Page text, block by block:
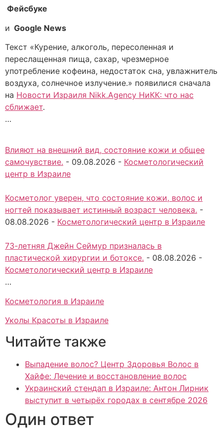
Фейсбуке
и Google News
Текст «Курение, алкоголь, пересоленная и
переслащенная пища, сахар, чрезмерное
употребление кофеина, недостаток сна, увлажнитель
воздуха, солнечное излучение.» появилися сначала
на Новости Израиля Nikk.Agency НиКК: что нас
сближает.
…
Влияют на внешний вид, состояние кожи и общее
самочувствие. - 09.08.2026 - Косметологический
центр в Израиле
Косметолог уверен, что состояние кожи, волос и
ногтей показывает истинный возраст человека. -
08.08.2026 - Косметологический центр в Израиле
73-летняя Джейн Сеймур призналась в
пластической хирургии и ботоксе. - 08.08.2026 -
Косметологический центр в Израиле
…
Косметология в Израиле
Уколы Красоты в Израиле
Читайте также
Выпадение волос? Центр Здоровья Волос в
Хайфе: Лечение и восстановление волос
Украинский стендап в Израиле: Антон Лирник
выступит в четырёх городах в сентябре 2026
Один ответ